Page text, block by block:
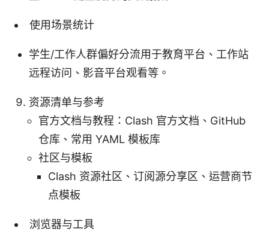
使用场景统计
学生/工作人群偏好分流用于教育平台、工作站
远程访问、影音平台观看等。
资源清单与参考
官方文档与教程：Clash 官方文档、GitHub
仓库、常用 YAML 模板库
社区与模板
Clash 资源社区、订阅源分享区、运营商节
点模板
浏览器与工具